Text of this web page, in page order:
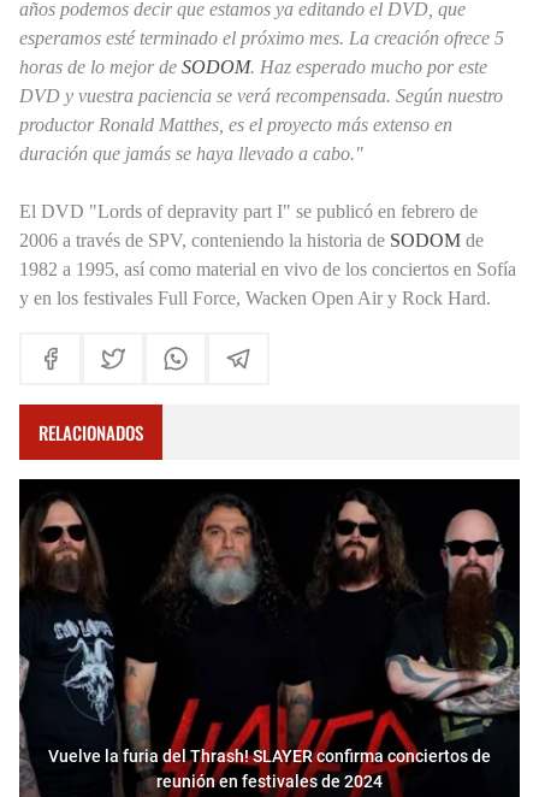
años podemos decir que estamos ya editando el DVD, que
esperamos esté terminado el próximo mes. La creación ofrece 5
horas de lo mejor de SODOM. Haz esperado mucho por este
DVD y vuestra paciencia se verá recompensada. Según nuestro
productor Ronald Matthes, es el proyecto más extenso en
duración que jamás se haya llevado a cabo."
El DVD "Lords of depravity part I" se publicó en febrero de
2006 a través de SPV, conteniendo la historia de SODOM de
1982 a 1995, así como material en vivo de los conciertos en Sofía
y en los festivales Full Force, Wacken Open Air y Rock Hard.
RELACIONADOS
Vuelve la furia del Thrash! SLAYER confirma conciertos de
reunión en festivales de 2024